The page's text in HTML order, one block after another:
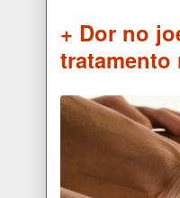
+ Dor no
tratamento